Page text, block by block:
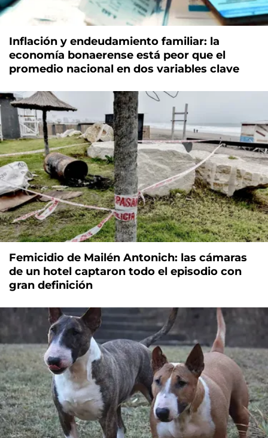
Inflación y endeudamiento familiar: la
economía bonaerense está peor que el
promedio nacional en dos variables clave
Femicidio de Mailén Antonich: las cámaras
de un hotel captaron todo el episodio con
gran definición